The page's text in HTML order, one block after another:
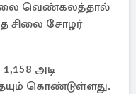
வெண்கலத்தால்
சிலை சோழர்
அடி
கொண்டுள்ளது.